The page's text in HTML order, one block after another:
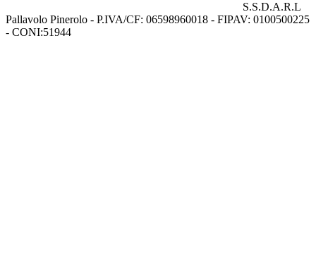
S.S.D.A.R.L
Pallavolo Pinerolo - P.IVA/CF: 06598960018 - FIPAV: 0100500225
- CONI:51944